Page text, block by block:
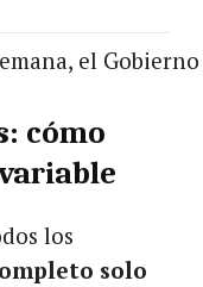
cómo
los
solo